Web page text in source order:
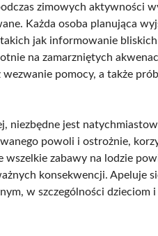
zimowych aktywności
Każda osoba planująca
jak informowanie
na zamarzniętych
pomocy, a także
niezbędne jest
powoli i ostrożnie,
wszelkie zabawy na lodzie
konsekwencji. Apeluje
w szczególności dzieciom